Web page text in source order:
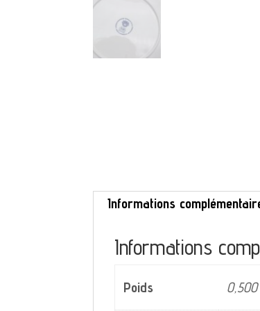
Informations
Informations
Poids